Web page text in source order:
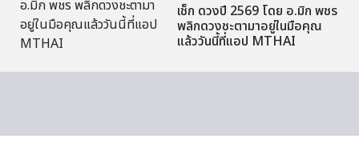
เช็ก ดวงปี 2569 โดย อ.มิก พชร
พลิกดวงชะตามาอยู่ในมือคุณ
แล้ววันนี้ที่แอป MTHAI